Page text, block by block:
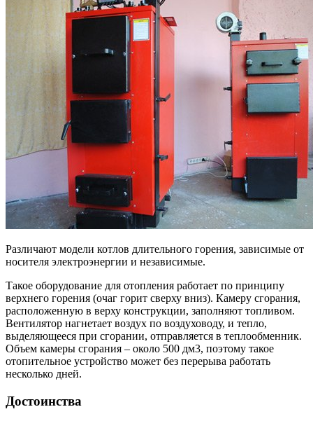
Различают модели котлов длительного горения, зависимые от
носителя электроэнергии и независимые.
Такое оборудование для отопления работает по принципу
верхнего горения (очаг горит сверху вниз). Камеру сгорания,
расположенную в верху конструкции, заполняют топливом.
Вентилятор нагнетает воздух по воздуховоду, и тепло,
выделяющееся при сгорании, отправляется в теплообменник.
Объем камеры сгорания – около 500 дм3, поэтому такое
отопительное устройство может без перерыва работать
несколько дней.
Достоинства